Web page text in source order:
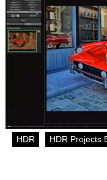
HDR HDR Projects